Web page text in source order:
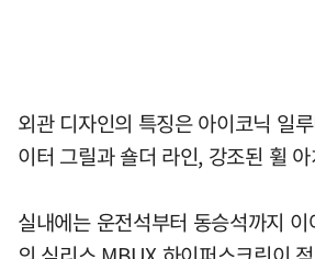
외관 디자인의 특징은 아이코닉 일
이터 그릴과 숄더 라인, 강조된 휠
실내에는 운전석부터 동승석까지